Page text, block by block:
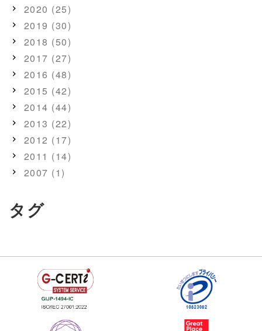
2020 (25)
2019 (30)
2018 (50)
2017 (27)
2016 (48)
2015 (42)
2014 (44)
2013 (22)
2012 (17)
2011 (14)
2007 (1)
タグ